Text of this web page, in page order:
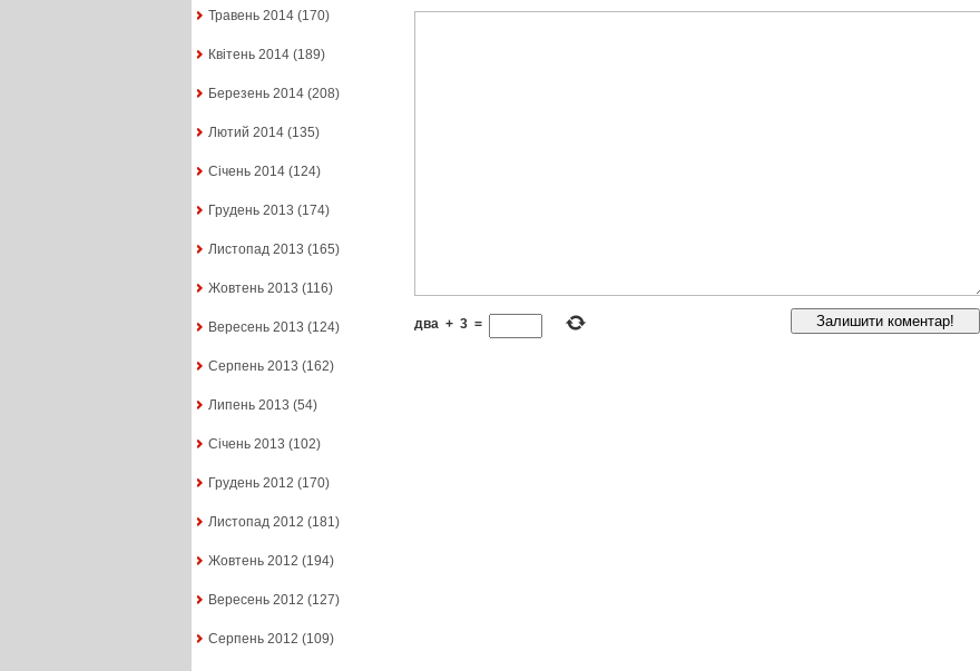
Травень 2014(170)
Квітень 2014(189)
Березень 2014(208)
Лютий 2014(135)
Січень 2014(124)
Грудень 2013 (174)
Листопад 2013 (165)
Жовтень 2013 (116)
Вересень 2013 (124)
Серпень 2013 (162)
Липень 2013 (54)
Січень 2013 (102)
Грудень 2012 (170)
Листопад 2012 (181)
Жовтень 2012 (194)
Вересень 2012 (127)
Серпень 2012 (109)
два + 3 =